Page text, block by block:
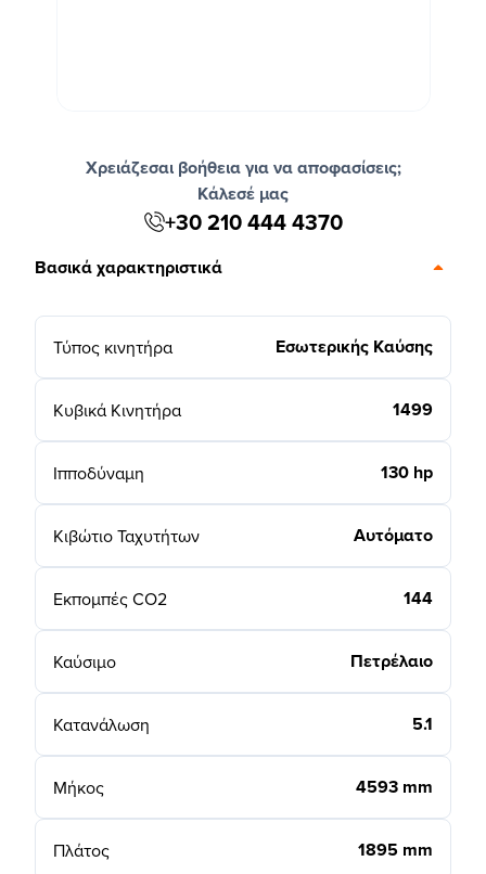
Χρειάζεσαι βοήθεια για να αποφασίσεις;
Κάλεσέ μας
+30 210 444 4370
Βασικά χαρακτηριστικά
Τύπος κινητήρα Εσωτερικής Καύσης
Κυβικά Κινητήρα 1499
Ιπποδύναμη 130 hp
Κιβώτιο Ταχυτήτων Αυτόματο
Εκπομπές CO2 144
Καύσιμο Πετρέλαιο
Κατανάλωση 5.1
Μήκος 4593 mm
Πλάτος 1895 mm